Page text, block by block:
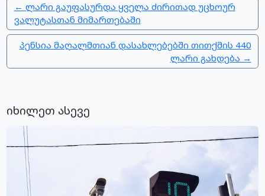
← ლარი გაუფასურდა ყველა ძირითად უცხოურ
ვალუტასთან მიმართებაში
პენსია მაღალმთიან დასახლებებში თითქმის 440
ლარი გახდება →
იხილეთ ასევე